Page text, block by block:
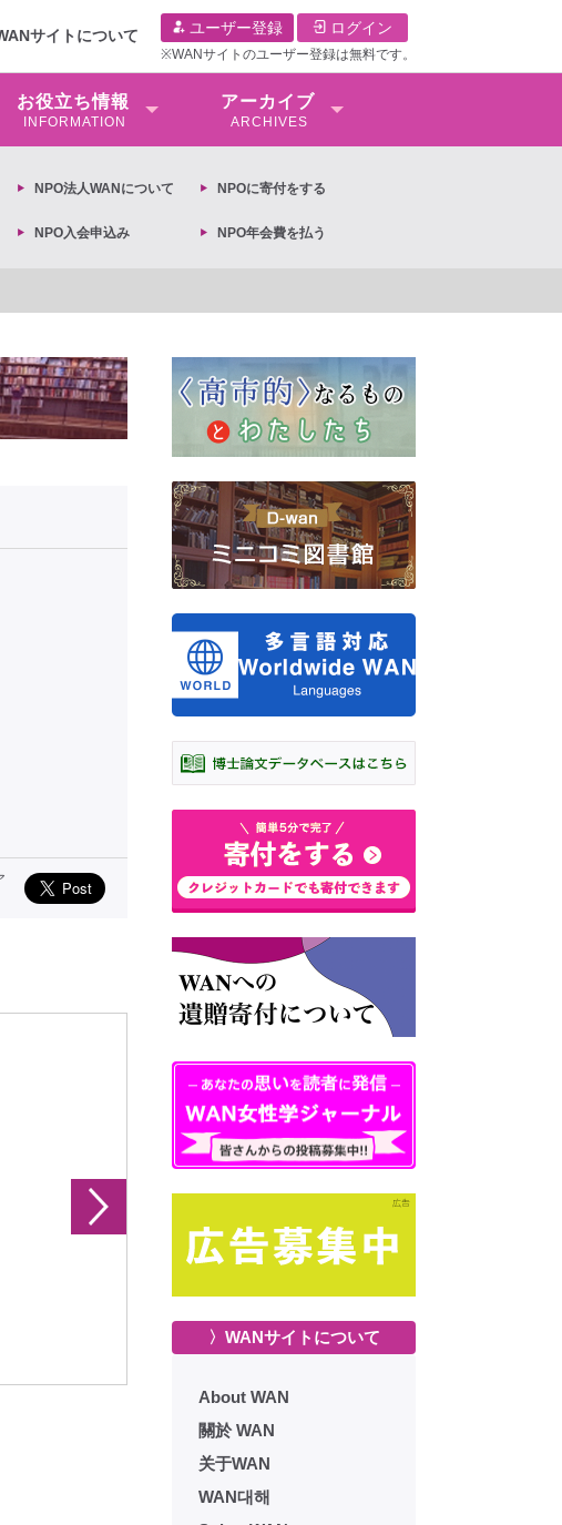
サイトについて ユーザー登録 ログイン
※WANサイトのユーザー登録は無料です。
お役⽴ち情報
INFORMATION
アーカイブ
ARCHIVES
NPO法⼈WANについて NPOに寄付をする
NPO入会申込み NPO年会費を払う
No. 06 号
〉WANサイトについて
About WAN
關於 WAN
关于WAN
WAN대해